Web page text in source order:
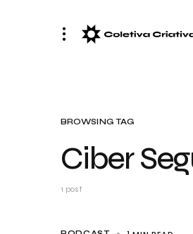
BROWSING TAG
Ciber
1 post